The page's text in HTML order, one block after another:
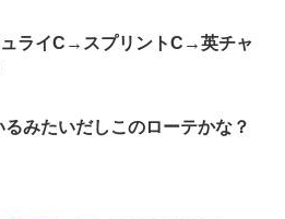
ライC→スプリントC→英チャ
みたいだしこのローテかな？